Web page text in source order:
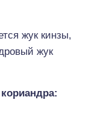
жук кинзы,
жук